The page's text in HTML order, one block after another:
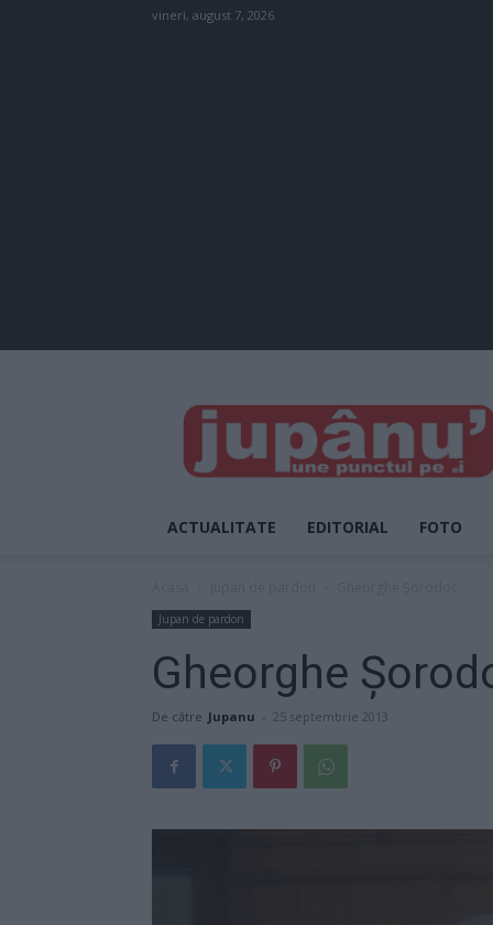
vineri, august 7, 2026
JUPÂNU'
ACTUALITATE EDITORIAL FOTO
Jupan de pardon
Gheorghe
De către Jupanu - 25 septembrie 2013